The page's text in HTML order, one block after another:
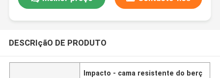
DESCRIçãO DE PRODUTO
Impacto - cama resistente do berç